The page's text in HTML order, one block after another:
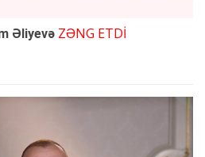
Əliyevə ZƏNG ETDİ